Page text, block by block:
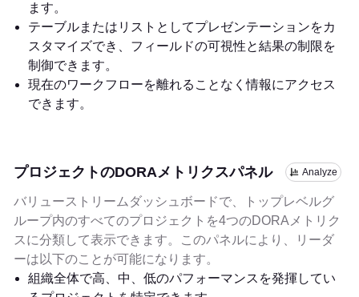
ます。
テーブルまたはリストとしてプレゼンテーションをカ
スタマイズでき、フィールドの可視性と結果の制限を
制御できます。
現在のワークフローを離れることなく情報にアクセス
できます。
プロジェクトのDORAメトリクスパネル Analyze
バリューストリームダッシュボードで、トップレベルグ
ループ内のすべてのプロジェクトを4つのDORAメトリク
スに分類して表示できます。このパネルにより、リーダ
ーは以下のことが可能になります。
組織全体で高、中、低のパフォーマンスを発揮してい